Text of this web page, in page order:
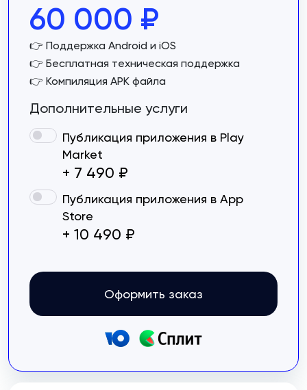
60 000 ₽
👉 Поддержка Android и iOS
👉 Бесплатная техническая поддержка
👉 Компиляция APK файла
Дополнительные услуги
Публикация приложения в Play
Market
+ 7 490 ₽
Публикация приложения в App
Store
+ 10 490 ₽
Оформить заказ